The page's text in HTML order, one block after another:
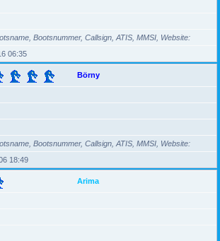
Bootsnummer, Callsign, ATIS, MMSI, Website
06:35
Börny
Bootsnummer, Callsign, ATIS, MMSI, Website
18:49
Arima